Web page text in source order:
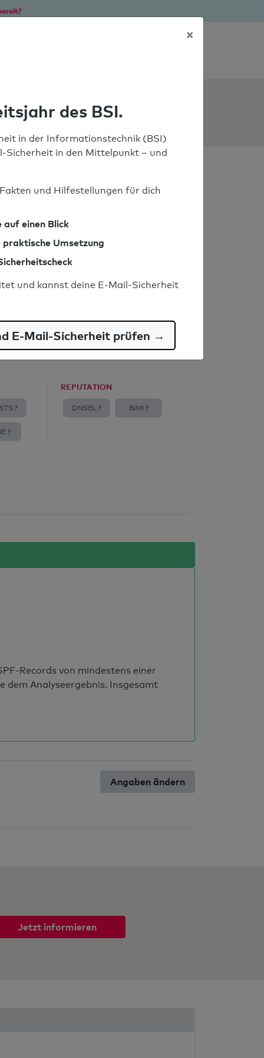
?
?
REPUTATION
DNSBL ? BIMI ?
Records von mindestens einer
Analyseergebnis. Insgesamt
Angaben ändern
×
des BSI.
in der Informationstechnik (BSI)
Sicherheit in den Mittelpunkt – und
und Hilfestellungen für dich
auf einen Blick
Umsetzung
und kannst deine E-Mail-Sicherheit
E-Mail-Sicherheit prüfen →
Jetzt informieren